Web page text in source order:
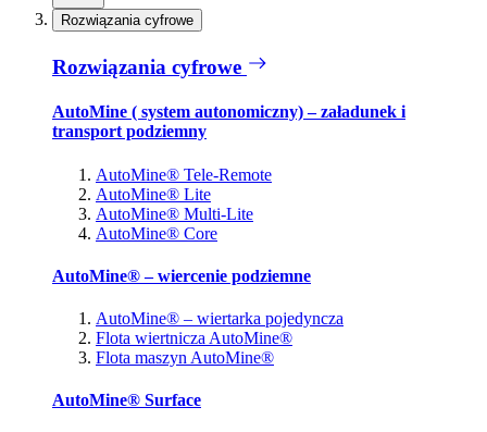
Rozwiązania cyfrowe
Rozwiązania cyfrowe
AutoMine ( system autonomiczny) – załadunek i
transport podziemny
AutoMine® Tele-Remote
AutoMine® Lite
AutoMine® Multi-Lite
AutoMine® Core
AutoMine® – wiercenie podziemne
AutoMine® – wiertarka pojedyncza
Flota wiertnicza AutoMine®
Flota maszyn AutoMine®
AutoMine® Surface